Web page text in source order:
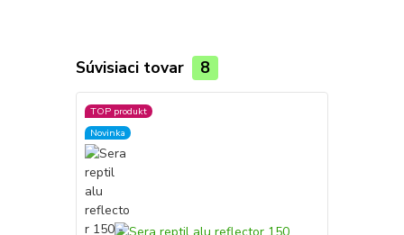
Súvisiaci tovar 8
TOP produkt
Novinka